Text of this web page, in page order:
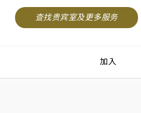
查找贵宾室及更多服务
加入